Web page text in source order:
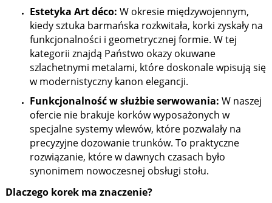
Estetyka Art déco: W okresie międzywojennym,
kiedy sztuka barmańska rozkwitała, korki zyskały na
funkcjonalności i geometrycznej formie. W tej
kategorii znajdą Państwo okazy okuwane
szlachetnymi metalami, które doskonale wpisują się
w modernistyczny kanon elegancji.
Funkcjonalność w służbie serwowania: W naszej
ofercie nie brakuje korków wyposażonych w
specjalne systemy wlewów, które pozwalały na
precyzyjne dozowanie trunków. To praktyczne
rozwiązanie, które w dawnych czasach było
synonimem nowoczesnej obsługi stołu.
Dlaczego korek ma znaczenie?